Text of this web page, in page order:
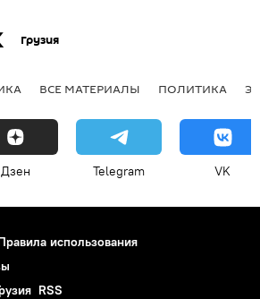
Грузия
ВСЕ МАТЕРИАЛЫ ПОЛИТИКА
Дзен Telegram VK
использования
RSS